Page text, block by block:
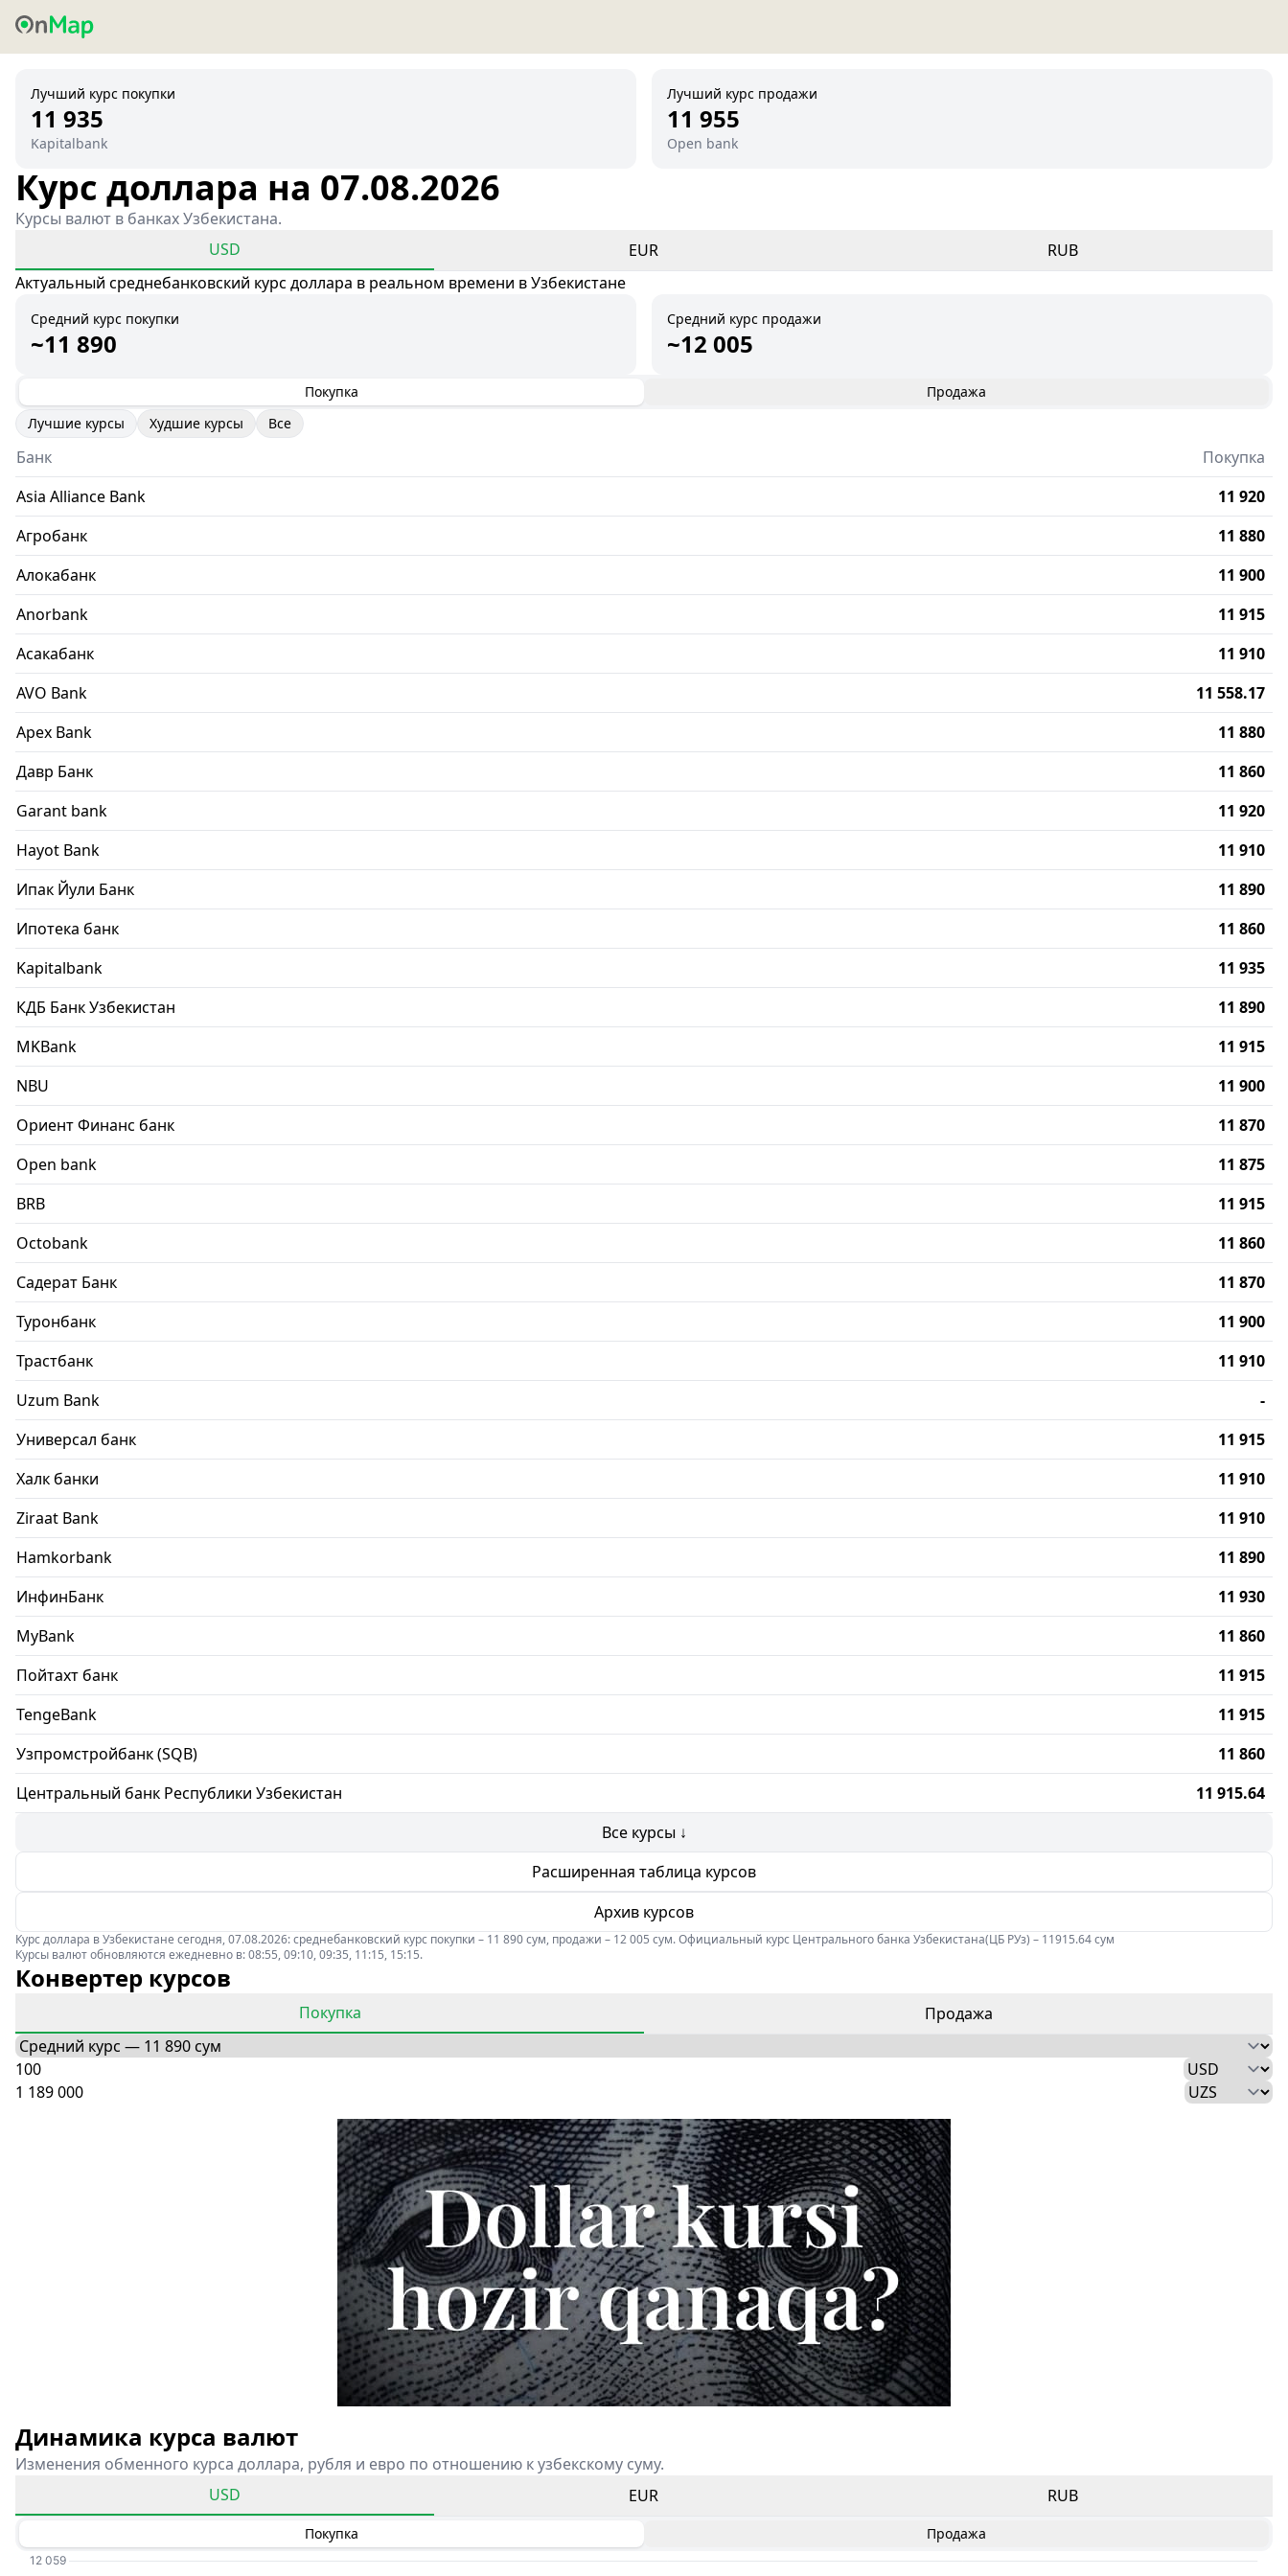
Лучший курс покупки
11 935
Kapitalbank
Лучший курс продажи
11 955
Open bank
Курс доллара на 07.08.2026
Курсы валют в банках Узбекистана.
USD
EUR
RUB
Актуальный среднебанковский курс доллара в реальном времени в Узбекистане
Средний курс покупки
~11 890
Средний курс продажи
~12 005
Покупка
Продажа
Лучшие курсы
Худшие курсы Все
Банк
Покупка
Asia Alliance Bank
11 920
Агробанк
11 880
Алокабанк
11 900
Anorbank
11 915
Асакабанк
11 910
AVO Bank
11 558.17
Apex Bank
11 880
Давр Банк
11 860
Garant bank
11 920
Hayot Bank
11 910
Ипак Йули Банк
11 890
Ипотека банк
11 860
Kapitalbank
11 935
КДБ Банк Узбекистан
11 890
MKBank
11 915
NBU
11 900
Ориент Финанс банк
11 870
Open bank
11 875
BRB
11 915
Octobank
11 860
Садерат Банк
11 870
Туронбанк
11 900
Трастбанк
11 910
Uzum Bank
-
Универсал банк
11 915
Халк банки
11 910
Ziraat Bank
11 910
Hamkorbank
11 890
ИнфинБанк
11 930
MyBank
11 860
Пойтахт банк
11 915
TengeBank
11 915
Узпромстройбанк (SQB)
11 860
Центральный банк Республики Узбекистан
11 915.64
Все курсы ↓
Расширенная таблица курсов
Архив курсов
Курс доллара в Узбекистане сегодня, 07.08.2026: среднебанковский курс покупки – 11 890 сум, продажи – 12 005 сум. Официальный курс Центрального банка Узбекистана(ЦБ РУз) – 11915.64 сум
Курсы валют обновляются ежедневно в: 08:55, 09:10, 09:35, 11:15, 15:15.
Конвертер курсов
Покупка Продажа
Динамика курса валют
Изменения обменного курса доллара, рубля и евро по отношению к узбекскому суму.
USD
EUR RUB
Покупка Продажа